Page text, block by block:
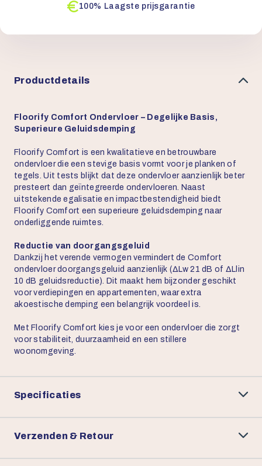
100% Laagste prijsgarantie
Productdetails
Floorify Comfort Ondervloer – Degelijke Basis,
Superieure Geluidsdemping
Floorify Comfort is een kwalitatieve en betrouwbare
ondervloer die een stevige basis vormt voor je planken of
tegels. Uit tests blijkt dat deze ondervloer aanzienlijk beter
presteert dan geïntegreerde ondervloeren. Naast
uitstekende egalisatie en impactbestendigheid biedt
Floorify Comfort een superieure geluidsdemping naar
onderliggende ruimtes.
Reductie van doorgangsgeluid
Dankzij het verende vermogen vermindert de Comfort
ondervloer doorgangsgeluid aanzienlijk (∆Lw 21 dB of ∆Llin
10 dB geluidsreductie). Dit maakt hem bijzonder geschikt
voor verdiepingen en appartementen, waar extra
akoestische demping een belangrijk voordeel is.
Met Floorify Comfort kies je voor een ondervloer die zorgt
voor stabiliteit, duurzaamheid en een stillere
woonomgeving.
Specificaties
Verzenden & Retour